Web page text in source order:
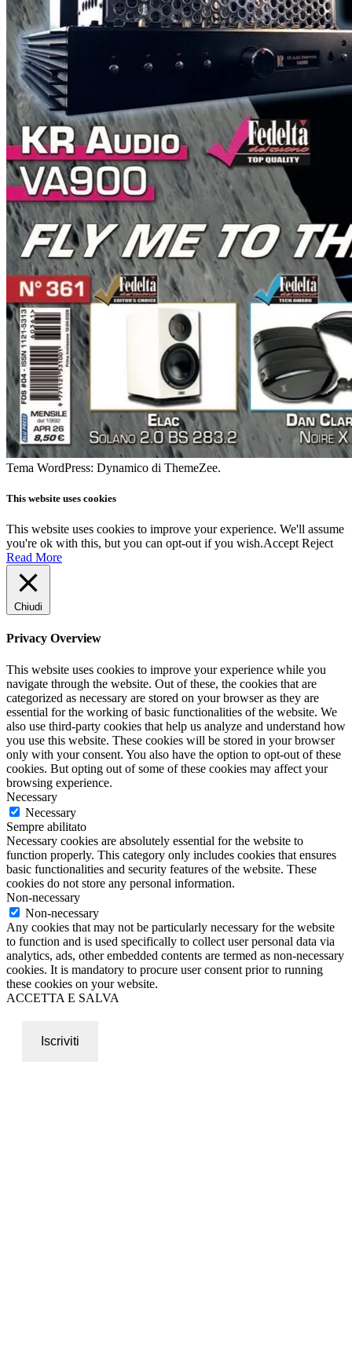
Tema WordPress: Dynamico di ThemeZee.
This website uses cookies
This website uses cookies to improve your experience. We'll assume
you're ok with this, but you can opt-out if you wish.Accept Reject
Read More
Chiudi
Privacy Overview
This website uses cookies to improve your experience while you
navigate through the website. Out of these, the cookies that are
categorized as necessary are stored on your browser as they are
essential for the working of basic functionalities of the website. We
also use third-party cookies that help us analyze and understand how
you use this website. These cookies will be stored in your browser
only with your consent. You also have the option to opt-out of these
cookies. But opting out of some of these cookies may affect your
browsing experience.
Necessary
Necessary
Sempre abilitato
Necessary cookies are absolutely essential for the website to
function properly. This category only includes cookies that ensures
basic functionalities and security features of the website. These
cookies do not store any personal information.
Non-necessary
Non-necessary
Any cookies that may not be particularly necessary for the website
to function and is used specifically to collect user personal data via
analytics, ads, other embedded contents are termed as non-necessary
cookies. It is mandatory to procure user consent prior to running
these cookies on your website.
ACCETTA E SALVA
Iscriviti